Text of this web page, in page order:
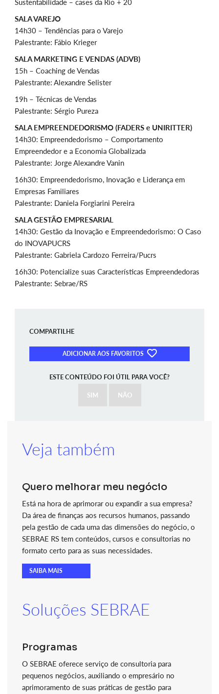
Sustentabilidade – cases da Rio + 20
SALA VAREJO
14h30 – Tendências para o Varejo
Palestrante: Fábio Krieger
SALA MARKETING E VENDAS (ADVB)
15h – Coaching de Vendas
Palestrante: Alexandre Selister
19h – Técnicas de Vendas
Palestrante: Sérgio Pureza
SALA EMPREENDEDORISMO (FADERS e UNIRITTER)
14h30: Empreendedorismo – Comportamento
Empreendedor e a Economia Globalizada
Palestrante: Jorge Alexandre Vanin
16h30: Empreendedorismo, Inovação e Liderança em
Empresas Familiares
Palestrante: Daniela Forgiarini Pereira
SALA GESTÃO EMPRESARIAL
14h30: Gestão da Inovação e Empreendedorismo: O Caso
do INOVAPUCRS
Palestrante: Gabriela Cardozo Ferreira/Pucrs
16h30: Potencialize suas Características Empreendedoras
Palestrante: Sebrae/RS
COMPARTILHE
ADICIONAR AOS FAVORITOS
ESTE CONTEÚDO FOI ÚTIL PARA VOCÊ?
SIM NÃO
Veja também
Quero melhorar meu negócio
Está na hora de aprimorar ou expandir a sua empresa?
Da área de finanças aos recursos humanos, passando
pela gestão de cada uma das dimensões do negócio, o
SEBRAE RS tem conteúdos, cursos e consultorias no
formato certo para as suas necessidades.
SAIBA MAIS
Soluções SEBRAE
Programas
O SEBRAE oferece serviço de consultoria para
pequenos negócios, auxiliando o empresário no
aprimoramento de suas práticas de gestão para